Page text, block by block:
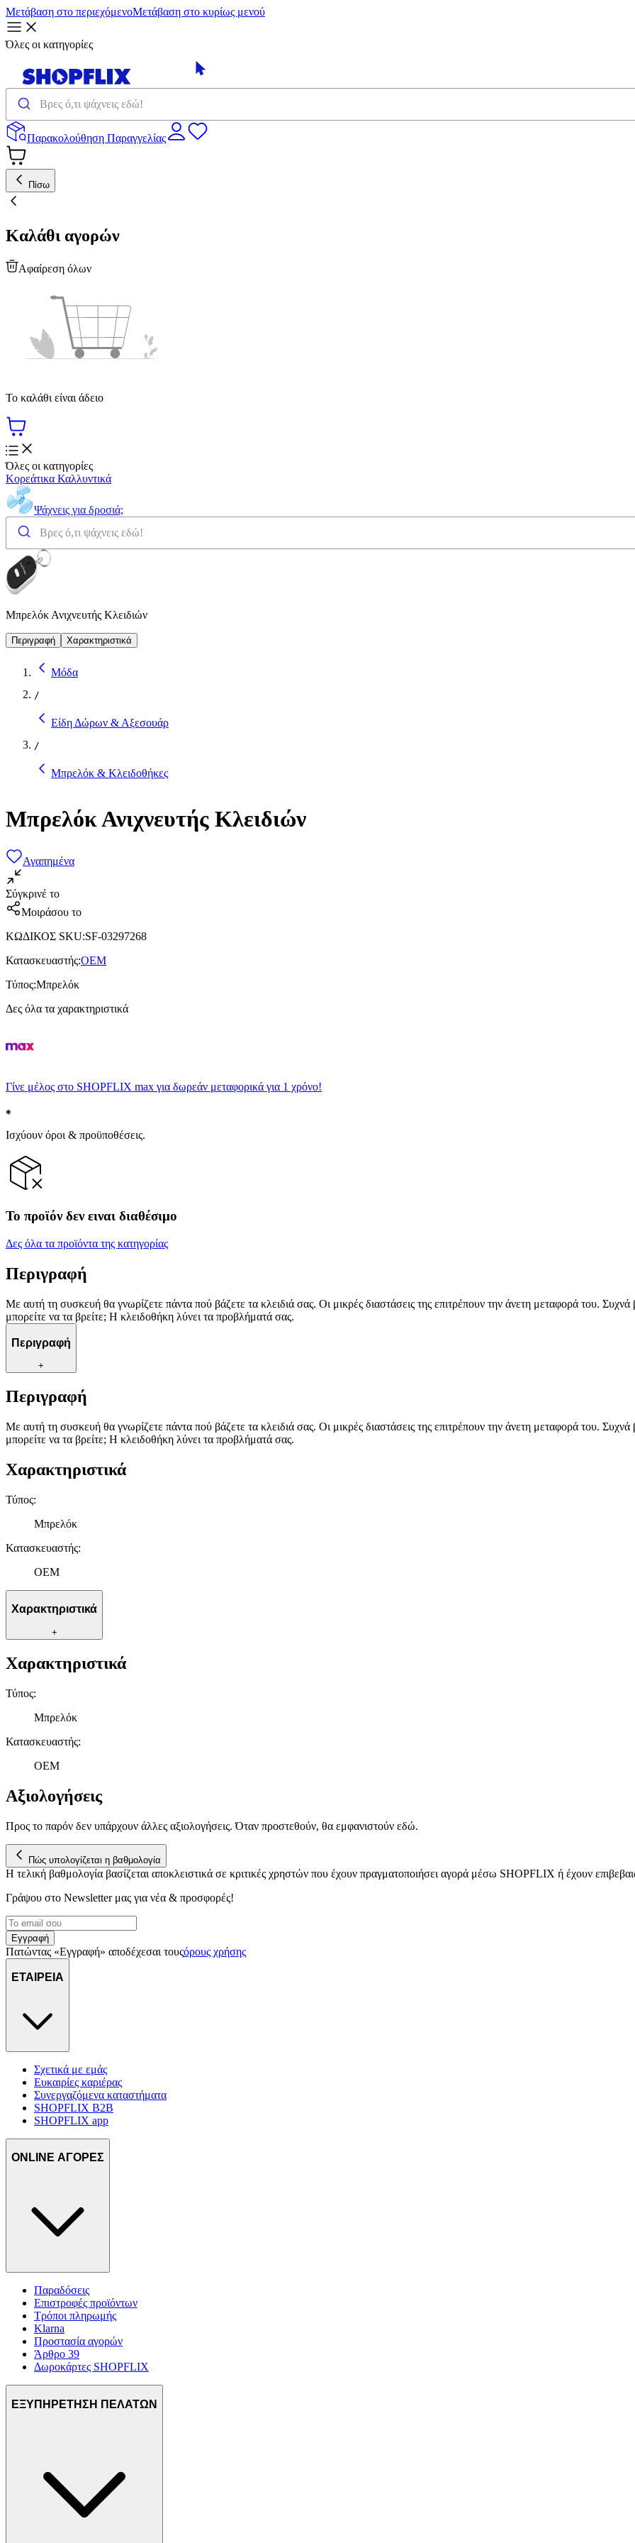
Μετάβαση στο περιεχόμενοΜετάβαση στο κυρίως μενού
Όλες οι κατηγορίες
Παρακολούθηση Παραγγελίας
Πίσω
Καλάθι αγορών
Αφαίρεση όλων
Το καλάθι είναι άδειο
Όλες οι κατηγορίες
Κορεάτικα Καλλυντικά
Ψάχνεις για δροσιά;
Μπρελόκ Ανιχνευτής Κλειδιών
Περιγραφή Χαρακτηριστικά
Μόδα
/
Είδη Δώρων & Αξεσουάρ
/
Μπρελόκ & Κλειδοθήκες
Μπρελόκ Ανιχνευτής Κλειδιών
Αγαπημένα
Σύγκρινέ το
Μοιράσου το
ΚΩΔΙΚΟΣ SKU:SF-03297268
Κατασκευαστής:OEM
Τύπος:Μπρελόκ
Δες όλα τα χαρακτηριστικά
Γίνε μέλος στο SHOPFLIX max για δωρεάν μεταφορικά για 1 χρόνο!
Ισχύουν όροι & προϋποθέσεις.
Το προϊόν δεν ειναι διαθέσιμο
Δες όλα τα προϊόντα της κατηγορίας
Περιγραφή
Με αυτή τη συσκευή θα γνωρίζετε πάντα πού βάζετε τα κλειδιά σας. Οι μικρές διαστάσεις της επιτρέπουν την άνετη μεταφορά του. Συχνά
μπορείτε να τα βρείτε; Η κλειδοθήκη λύνει τα προβλήματά σας.
Περιγραφή
+
Περιγραφή
Με αυτή τη συσκευή θα γνωρίζετε πάντα πού βάζετε τα κλειδιά σας. Οι μικρές διαστάσεις της επιτρέπουν την άνετη μεταφορά του. Συχνά
μπορείτε να τα βρείτε; Η κλειδοθήκη λύνει τα προβλήματά σας.
Χαρακτηριστικά
Τύπος:
Μπρελόκ
Κατασκευαστής:
OEM
Χαρακτηριστικά
+
Χαρακτηριστικά
Τύπος:
Μπρελόκ
Κατασκευαστής:
OEM
Αξιολογήσεις
Προς το παρόν δεν υπάρχουν άλλες αξιολογήσεις. Όταν προστεθούν, θα εμφανιστούν εδώ.
Πώς υπολογίζεται η βαθμολογία
Η τελική βαθμολογία βασίζεται αποκλειστικά σε κριτικές χρηστών που έχουν πραγματοποιήσει αγορά μέσω SHOPFLIX ή έχουν
Γράψου στο Νewsletter μας για νέα & προσφορές!
Εγγραφή
Πατώντας «Εγγραφή» αποδέχεσαι τουςόρους χρήσης
ΕΤΑΙΡΕΙΑ
Σχετικά με εμάς
Ευκαιρίες καριέρας
Συνεργαζόμενα καταστήματα
SHOPFLIX B2B
SHOPFLIX app
ONLINE ΑΓΟΡΕΣ
Παραδόσεις
Επιστροφές προϊόντων
Τρόποι πληρωμής
Klarna
Προστασία αγορών
Άρθρο 39
Δωροκάρτες SHOPFLIX
ΕΞΥΠΗΡΕΤΗΣΗ ΠΕΛΑΤΩΝ